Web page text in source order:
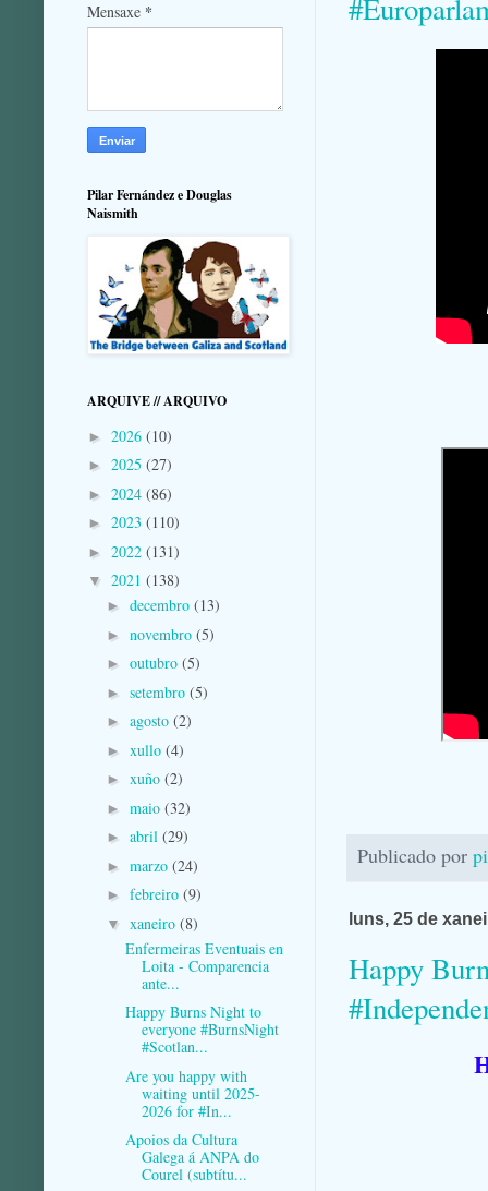
Publicado por
luns, 25 de
Happy
Mensaxe *
Pilar Fernández e Douglas
Naismith
ARQUIVE // ARQUIVO
► 2026 (10)
► 2025 (27)
► 2024 (86)
► 2023 (110)
► 2022 (131)
▼ 2021 (138)
► decembro (13)
► novembro (5)
► outubro (5)
► setembro (5)
► agosto (2)
► xullo (4)
► xuño (2)
► maio (32)
► abril (29)
► marzo (24)
► febreiro (9)
▼ xaneiro (8)
Enfermeiras Eventuais en
Loita - Comparencia
ante...
Happy Burns Night to
everyone #BurnsNight
#Scotlan...
Are you happy with
waiting until 2025-
2026 for #In...
Apoios da Cultura
Galega á ANPA do
Courel (subtítu...